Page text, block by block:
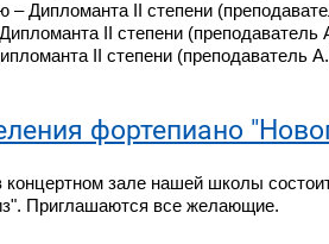
Дипломанта II степени
II степени (преподаватель
II степени (преподаватель
фортепиано
концертном зале нашей школы
Приглашаются все желающие.